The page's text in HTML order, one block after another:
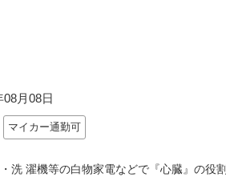
08月08日
マイカー通勤可
濯機等の白物家電などで『心臓』の役